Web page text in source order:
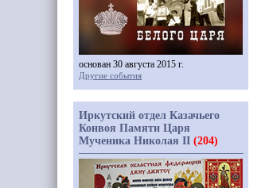
основан 30 августа 2015 г.
Другие события
Иркутский отдел Казачьего
Конвоя Памяти Царя
Мученика Николая II (204)